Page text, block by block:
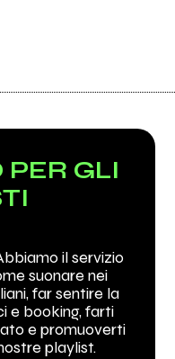
PER GLI
il servizio
suonare nei
far sentire la
e booking, farti
e promuoverti
playlist.